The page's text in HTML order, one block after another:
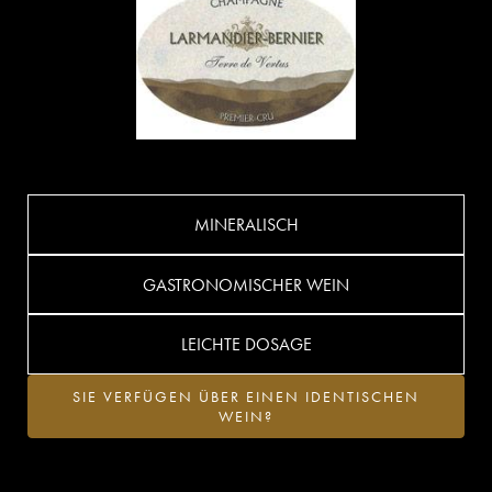
MINERALISCH
GASTRONOMISCHER WEIN
LEICHTE DOSAGE
SIE VERFÜGEN ÜBER EINEN IDENTISCHEN
WEIN?